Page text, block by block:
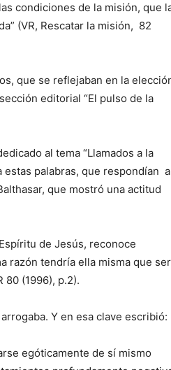
condiciones de la misión, que
(VR, Rescatar la misión, 82
que se reflejaban en la
editorial “El pulso de la
al tema “Llamados a la
estas palabras, que respondían a
que mostró una actitud
de Jesús, reconoce
razón tendría ella misma que ser
80 (1996), p.2).
Y en esa clave escribió:
egóticamente de sí mismo